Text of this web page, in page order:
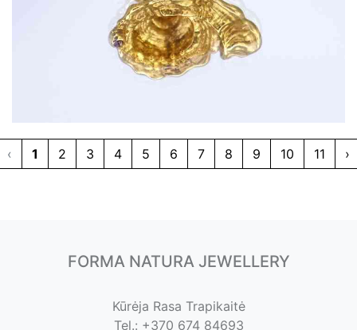
‹ 1 2 3 4 5 6 7 8 9 10 11 ›
FORMA NATURA JEWELLERY
Kūrėja Rasa Trapikaitė
Tel.: +370 674 84693